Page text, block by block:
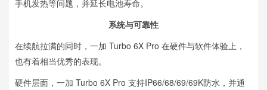
手机发热等问题，并延长电池寿命。
系统与可靠性
在续航拉满的同时，一加 Turbo 6X Pro 在硬件与软件体验上，
也有着相当优秀的表现。
硬件层面，一加 Turbo 6X Pro 支持IP66/68/69/69K防水，并通